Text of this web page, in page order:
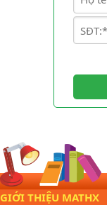
GIỚI THIỆU MATHX